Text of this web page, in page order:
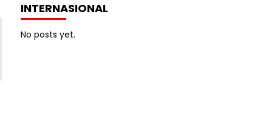
INTERNASIONAL
No posts yet.